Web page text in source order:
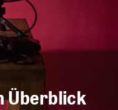
Überblick